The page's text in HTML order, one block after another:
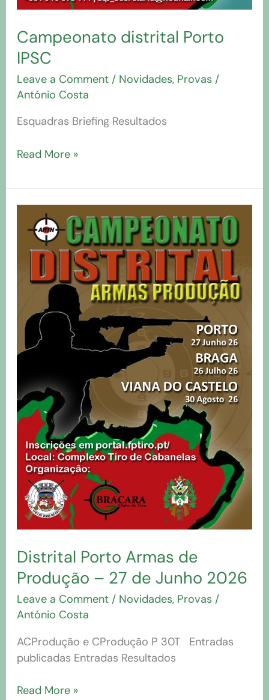
Campeonato distrital Porto
IPSC
Leave a Comment / Novidades, Provas /
António Costa
Esquadras Briefing Resultados
Read More »
Distrital Porto Armas de
Produção – 27 de Junho 2026
Leave a Comment / Novidades, Provas /
António Costa
ACProdução e CProdução P 30T Entradas
publicadas Entradas Resultados
Distrital
Porto
Armas
Produção
de
Junho
2026
Read More »